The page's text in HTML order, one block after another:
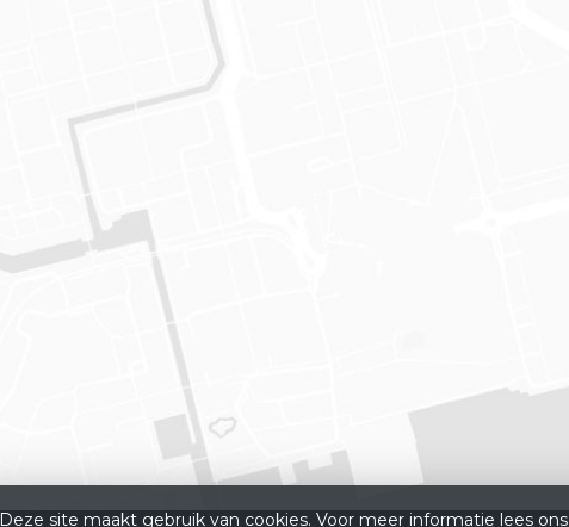
Deze site maakt gebruik van cookies. Voor meer informatie lees ons